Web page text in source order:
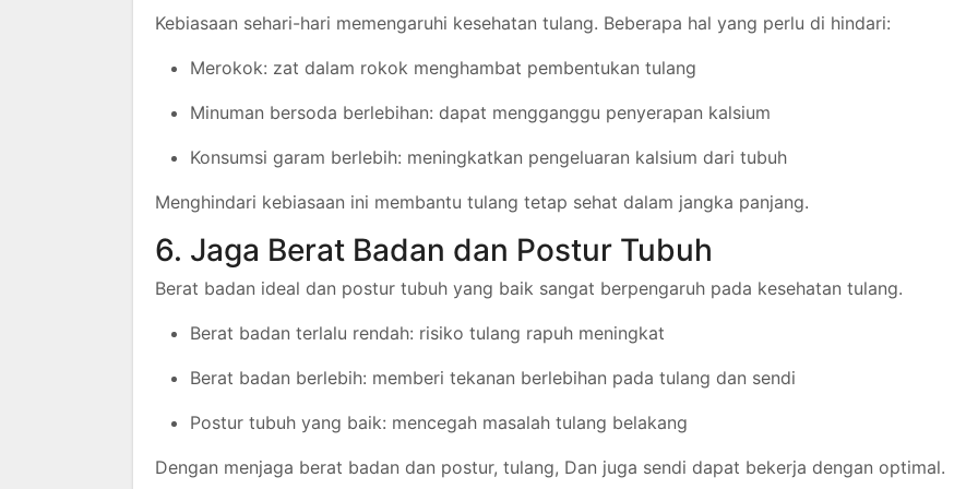
Kebiasaan sehari-hari memengaruhi kesehatan tulang. Beberapa hal yang perlu di hindari:
Merokok: zat dalam rokok menghambat pembentukan tulang
Minuman bersoda berlebihan: dapat mengganggu penyerapan kalsium
Konsumsi garam berlebih: meningkatkan pengeluaran kalsium dari tubuh
Menghindari kebiasaan ini membantu tulang tetap sehat dalam jangka panjang.
6. Jaga Berat Badan dan Postur Tubuh
Berat badan ideal dan postur tubuh yang baik sangat berpengaruh pada kesehatan tulang.
Berat badan terlalu rendah: risiko tulang rapuh meningkat
Berat badan berlebih: memberi tekanan berlebihan pada tulang dan sendi
Postur tubuh yang baik: mencegah masalah tulang belakang
Dengan menjaga berat badan dan postur, tulang, Dan juga sendi dapat bekerja dengan optimal.